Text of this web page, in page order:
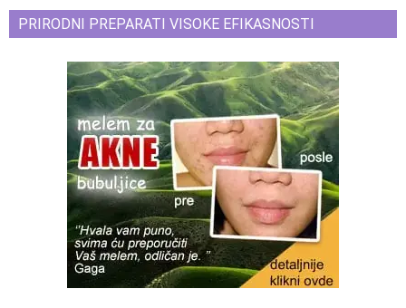
PRIRODNI PREPARATI VISOKE EFIKASNOSTI